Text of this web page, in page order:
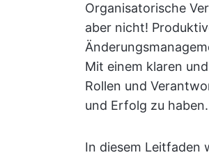
Organisatorische
aber nicht!
Mit einem klaren
Rollen und
und Erfolg zu
In diesem Leitfaden